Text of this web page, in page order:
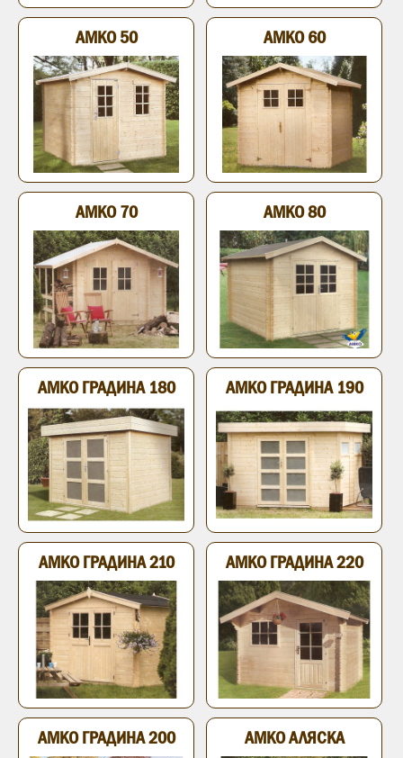
АМКО 50 АМКО 60
АМКО 70 АМКО 80
АМКО ГРАДИНА 180 АМКО ГРАДИНА 190
АМКО ГРАДИНА 210 АМКО ГРАДИНА 220
АМКО ГРАДИНА 200 АМКО АЛЯСКА